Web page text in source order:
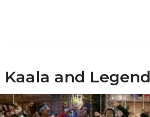
Kaala and Legend